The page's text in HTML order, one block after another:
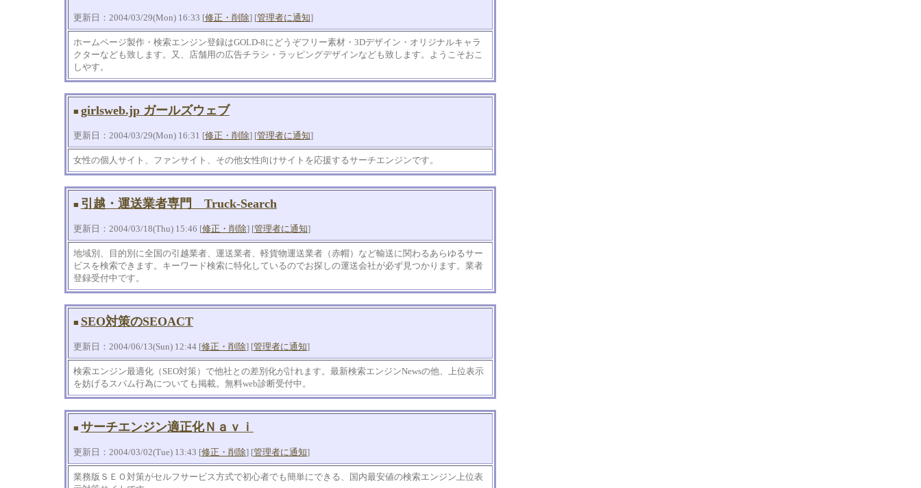
更新日：2004/03/29(Mon) 16:33 [修正・削除] [管理者に通知]
ホームページ製作・検索エンジン登録はGOLD-8にどうぞフリー素材・3Dデザイン・オリジナルキャラ
クターなども致します。又、店舗用の広告チラシ・ラッピングデザインなども致します。ようこそおこ
しやす。
■ girlsweb.jp ガールズウェブ
更新日：2004/03/29(Mon) 16:31 [修正・削除] [管理者に通知]
女性の個人サイト、ファンサイト、その他女性向けサイトを応援するサーチエンジンです。
■ 引越・運送業者専門 Truck-Search
更新日：2004/03/18(Thu) 15:46 [修正・削除] [管理者に通知]
地域別、目的別に全国の引越業者、運送業者、軽貨物運送業者（赤帽）など輸送に関わるあらゆるサー
ビスを検索できます。キーワード検索に特化しているのでお探しの運送会社が必ず見つかります。業者
登録受付中です。
■ SEO対策のSEOACT
更新日：2004/06/13(Sun) 12:44 [修正・削除] [管理者に通知]
検索エンジン最適化（SEO対策）で他社との差別化が計れます。最新検索エンジンNewsの他、上位表示
を妨げるスパム行為についても掲載。無料web診断受付中。
■ サーチエンジン適正化Ｎａｖｉ
更新日：2004/03/02(Tue) 13:43 [修正・削除] [管理者に通知]
業務版ＳＥＯ対策がセルフサービス方式で初心者でも簡単にできる、国内最安値の検索エンジン上位表